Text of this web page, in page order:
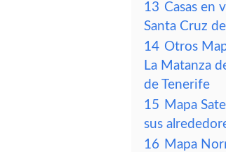
13 Casas en
Santa Cruz
14 Otros
La Matanza
de Tenerife
15 Mapa
sus
16 Mapa